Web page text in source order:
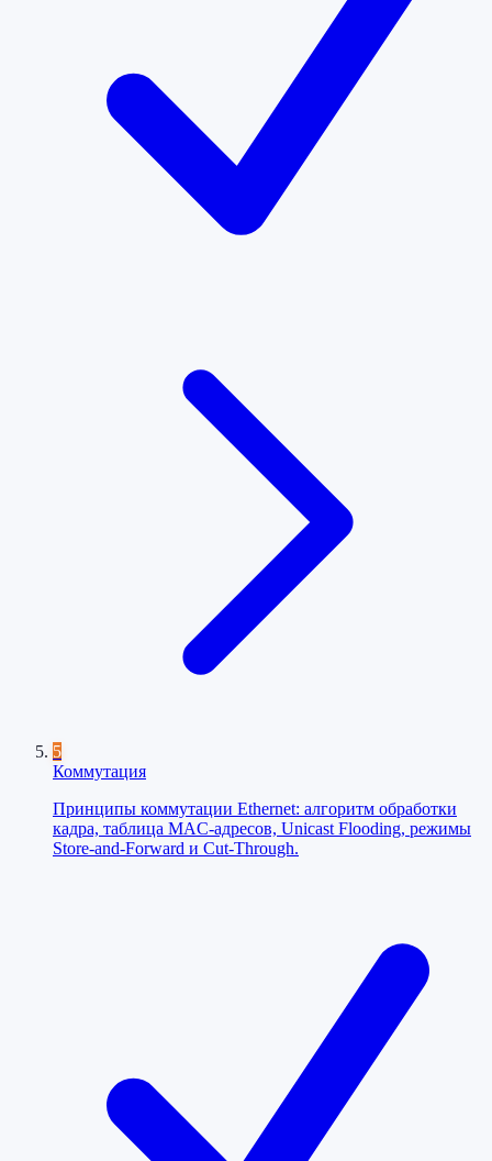
5
Коммутация
Принципы коммутации Ethernet: алгоритм обработки
кадра, таблица MAC-адресов, Unicast Flooding, режимы
Store-and-Forward и Cut-Through.